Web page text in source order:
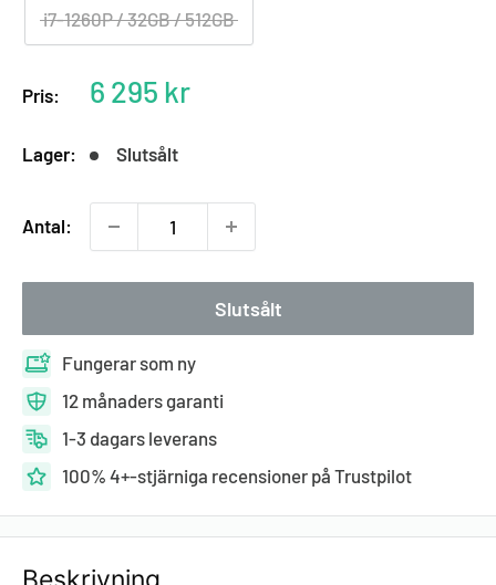
i7-1260P / 32GB / 512GB
Pris:
Rabatterat
6 295 kr
Lager: Slutsålt
Antal:
Slutsålt
Fungerar som ny
12 månaders garanti
1-3 dagars leverans
100% 4+-stjärniga recensioner på Trustpilot